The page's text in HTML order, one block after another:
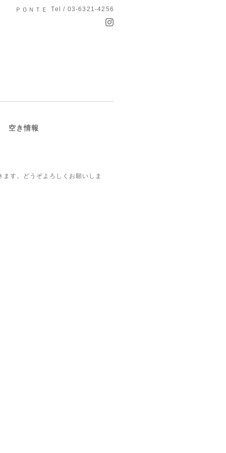
ＰＯＮＴＥ Tel / 03-6321-4256
き情報
す。どうぞよろしくお願いしま